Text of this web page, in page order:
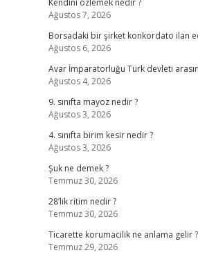
Kendini özlemek nedir ?
Ağustos 7, 2026
Borsadaki bir şirket konkordato ilan
Ağustos 6, 2026
Avar İmparatorluğu Türk devleti
Ağustos 4, 2026
9. sınıfta mayoz nedir ?
Ağustos 3, 2026
4. sınıfta birim kesir nedir ?
Ağustos 3, 2026
Şuk ne demek ?
Temmuz 30, 2026
28’lik ritim nedir ?
Temmuz 30, 2026
Ticarette korumacilik ne anlama gelir ?
Temmuz 29, 2026